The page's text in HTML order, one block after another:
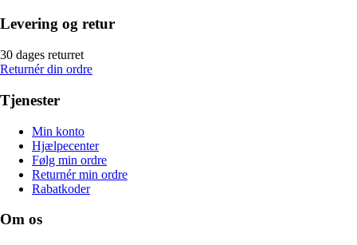
Levering og retur
30 dages returret
Returnér din ordre
Tjenester
Min konto
Hjælpecenter
Følg min ordre
Returnér min ordre
Rabatkoder
Om os